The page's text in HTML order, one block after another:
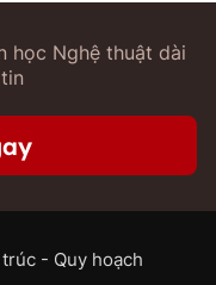
học Nghệ thuật dài
- Quy hoạch